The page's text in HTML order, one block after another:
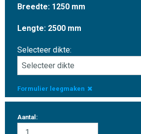
Breedte: 1250 mm
Lengte: 2500 mm
Selecteer dikte:
Formulier leegmaken
Aantal: